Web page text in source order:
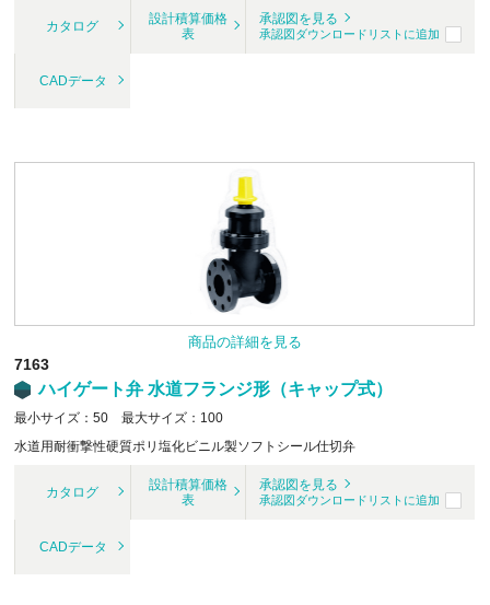
カタログ
設計積算価格
表
承認図を見る
承認図ダウンロードリストに追加
CADデータ
商品の詳細を見る
7163
ハイゲート弁 水道フランジ形（キャップ式）
最小サイズ：50 最大サイズ：100
水道用耐衝撃性硬質ポリ塩化ビニル製ソフトシール仕切弁
カタログ
設計積算価格
表
承認図を見る
承認図ダウンロードリストに追加
CADデータ